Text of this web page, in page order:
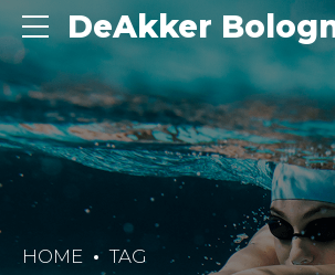
DeAkker
HOME TAG